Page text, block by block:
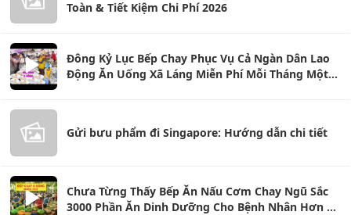
Toàn & Tiết Kiệm Chi Phí 2026
Đông Kỷ Lục Bếp Chay Phục Vụ Cả Ngàn Dân Lao
Động Ăn Uống Xã Láng Miễn Phí Mỗi Tháng Một
Gửi bưu phẩm đi Singapore: Hướng dẫn chi tiết
Chưa Từng Thấy Bếp Ăn Nấu Cơm Chay Ngũ Sắc
3000 Phần Ăn Dinh Dưỡng Cho Bệnh Nhân Hơn 20